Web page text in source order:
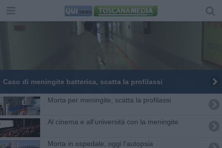
Caso di meningite batterica, scatta la profilassi
Morta per meningite, scatta la profilassi
Al cinema e all'università con la meningite
Morta in ospedale, oggi l'autopsia